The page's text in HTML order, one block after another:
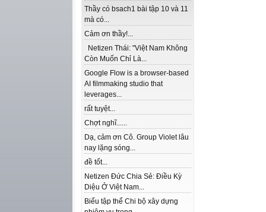
Thầy có bsach1 bài tập 10 và 11
mà có...
Cảm ơn thầy!...
Netizen Thái: "Việt Nam Không
Còn Muốn Chỉ Là...
Google Flow is a browser-based
AI filmmaking studio that
leverages...
rất tuyệt...
Chợt nghĩ......
Dạ, cảm ơn Cô. Group Violet lâu
nay lặng sóng...
đề tốt...
Netizen Đức Chia Sẻ: Điều Kỳ
Diệu Ở Việt Nam...
Biểu tập thể Chi bộ xây dựng